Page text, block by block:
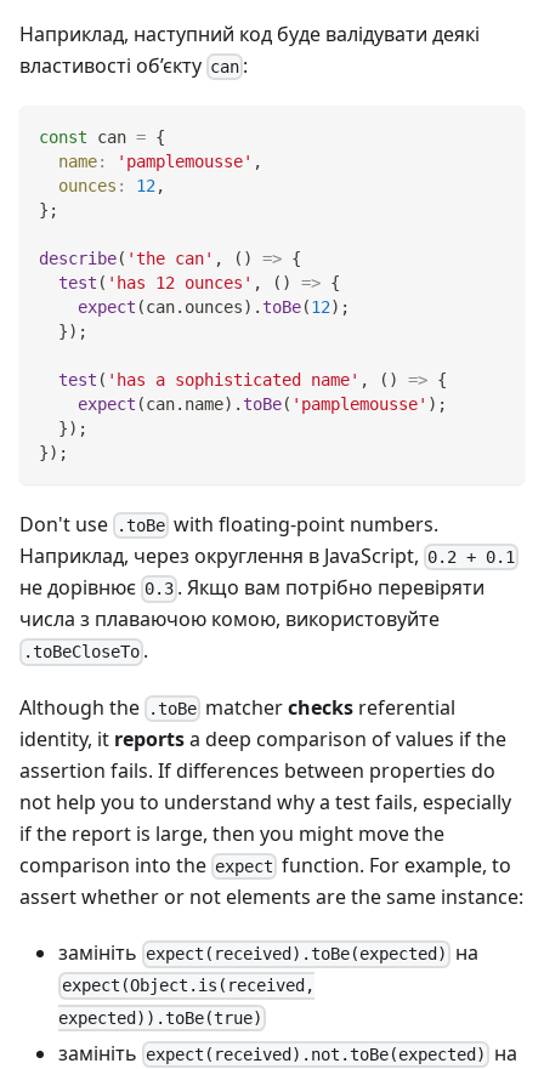
Наприклад, наступний код буде валідувати деякі
властивості об’єкту can :
const can = {
name: 'pamplemousse' ,
ounces : 12,
} ;
describe( 'the can' , ( ) => {
test ( 'has 12 ounces' , ( ) => {
expect (can. ounces) . toBe(12) ;
}) ;
test ( 'has a sophisticated name' , ( ) => {
expect (can. name) . toBe( 'pamplemousse' ) ;
}) ;
}) ;
Don't use .toBe with floating-point numbers.
Наприклад, через округлення в JavaScript, 0.2 + 0.1
не дорівнює 0.3 . Якщо вам потрібно перевіряти
числа з плаваючою комою, використовуйте
.toBeCloseTo .
Although the .toBe matcherchecks referential
identity, it reportsa deep comparison of values if the
assertion fails. If differences between properties do
not help you to understand why a test fails, especially
if the report is large, then you might move the
comparison into the expect function. For example, to
assert whether or not elements are the same instance:
замініть expect(received).toBe(expected) на
expect(Object.is(received,
expected)).toBe(true)
замініть expect(received).not.toBe(expected) на